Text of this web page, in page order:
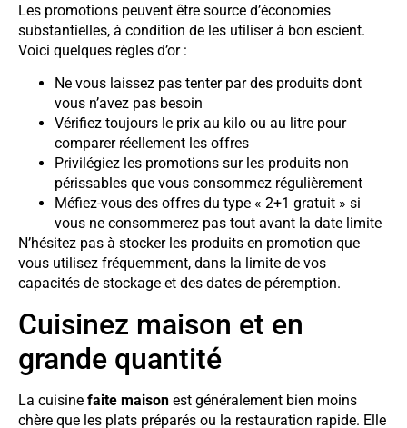
Les promotions peuvent être source d’économies
substantielles, à condition de les utiliser à bon escient.
Voici quelques règles d’or :
Ne vous laissez pas tenter par des produits dont
vous n’avez pas besoin
Vérifiez toujours le prix au kilo ou au litre pour
comparer réellement les offres
Privilégiez les promotions sur les produits non
périssables que vous consommez régulièrement
Méfiez-vous des offres du type « 2+1 gratuit » si
vous ne consommerez pas tout avant la date limite
N’hésitez pas à stocker les produits en promotion que
vous utilisez fréquemment, dans la limite de vos
capacités de stockage et des dates de péremption.
Cuisinez maison et en
grande quantité
La cuisine faite maison est généralement bien moins
chère que les plats préparés ou la restauration rapide. Elle